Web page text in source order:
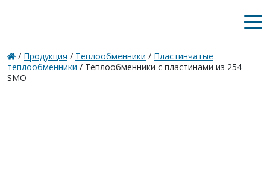
/ Продукция / Теплообменники / Пластинчатые
теплообменники / Теплообменники с пластинами из 254
SMO